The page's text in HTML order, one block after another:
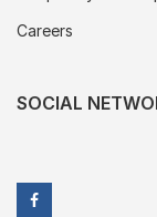
Careers
SOCIAL